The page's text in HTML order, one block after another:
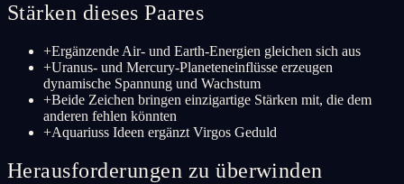
Stärken dieses Paares
+Ergänzende Air- und Earth-Energien gleichen sich aus
+Uranus- und Mercury-Planeteneinflüsse erzeugen
dynamische Spannung und Wachstum
+Beide Zeichen bringen einzigartige Stärken mit, die dem
anderen fehlen könnten
+Aquariuss Ideen ergänzt Virgos Geduld
Herausforderungen zu überwinden